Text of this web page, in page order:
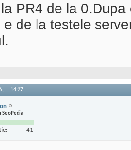
PR4 de la
e de la testele
14:27
SeoPedia
41